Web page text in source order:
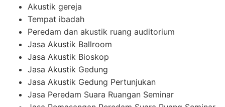
Akustik gereja
Tempat ibadah
Peredam dan akustik ruang auditorium
Jasa Akustik Ballroom
Jasa Akustik Bioskop
Jasa Akustik Gedung
Jasa Akustik Gedung Pertunjukan
Jasa Peredam Suara Ruangan Seminar